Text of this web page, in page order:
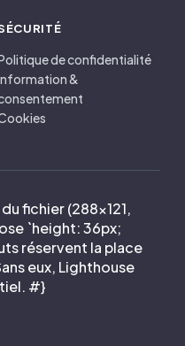
de confidentialité
&
fichier (288×121,
`height: 36px;
réservent la place
eux, Lighthouse
#}